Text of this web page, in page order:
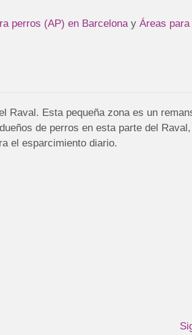
perros (AP) en Barcelonay Áreas para
Raval. Esta pequeña zona es un
de perros en esta parte del
el esparcimiento diario.